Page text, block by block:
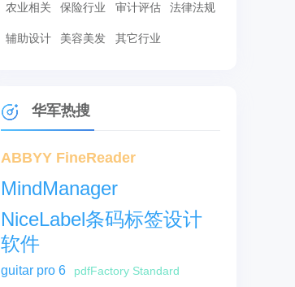
农业相关 保险行业 审计评估 法律法规
辅助设计 美容美发 其它行业
华军热搜
ABBYY FineReader
MindManager
NiceLabel条码标签设计
软件
guitar pro 6 pdfFactory Standard